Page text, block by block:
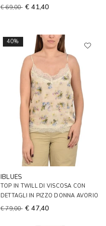
€ 69,00 € 41,40
40%
IBLUES
TOP IN TWILL DI VISCOSA CON
DETTAGLI IN PIZZO DONNA AVORIO
€ 79,00 € 47,40